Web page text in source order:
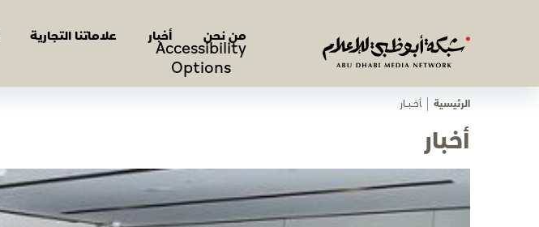
من نحن أخبار علاماتنا التجارية
Accessibility
Options
الرئيسية ﺄﺧـــﺒـــﺎر
أخبار